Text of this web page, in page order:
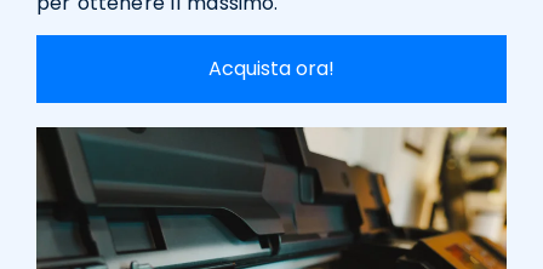
Acquista ora!